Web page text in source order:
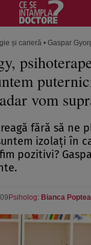
și carieră • Gaspar
vom
fără să ne
izolaţi în
pozitivi?
Psiholog: Bianca